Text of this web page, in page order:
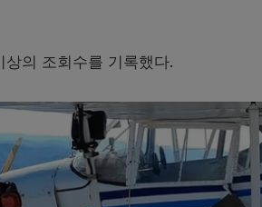
의 조회수를 기록했다.